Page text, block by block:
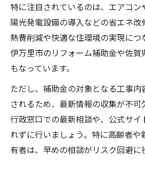
特に注目されているのは、エアコ
陽光発電設備の導入などの省エネ改
熱費削減や快適な住環境の実現につ
伊万里市のリフォーム補助金や佐賀
もなっています。
ただし、補助金の対象となる工事
されるため、最新情報の収集が不可
行政窓口での最新相談や、公式サイ
れずに行いましょう。特に高齢者
有者は、早めの相談がリスク回避に